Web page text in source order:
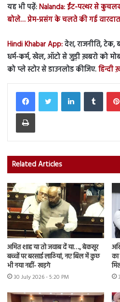
यह भी पढ़ें:Nalanda: ईंट-पत्थर से
बोले… प्रेम-प्रसंग के चलते की गई वारदात
Hindi Khabar App:देश, राजनीति, टेक,
धर्म-कर्म, खेल, ऑटो से जुड़ी ख़बरो को
को प्ले स्टोर से डाउनलोड कीजिए.हिन्दी
LinkedIn
Print
Related Articles
अमित शाह या तो जवाब दें या…., बेकसूर
बच्चों पर बरसाई लाठियां, नए बिल में कुछ
भी नया नहीं- खड़गे
30 July 2026 - 5:20 PM